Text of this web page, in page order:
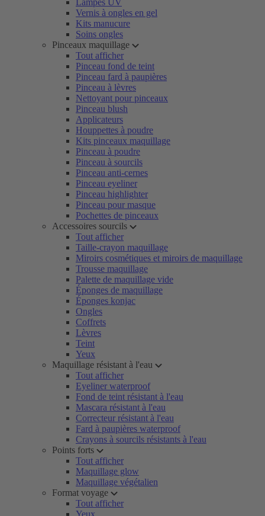
Lampes UV
Vernis à ongles en gel
Kits manucure
Soins ongles
Pinceaux maquillage
Tout afficher
Pinceau fond de teint
Pinceau fard à paupières
Pinceau à lèvres
Nettoyant pour pinceaux
Pinceau blush
Applicateurs
Houppettes à poudre
Kits pinceaux maquillage
Pinceau à poudre
Pinceau à sourcils
Pinceau anti-cernes
Pinceau eyeliner
Pinceau highlighter
Pinceau pour masque
Pochettes de pinceaux
Accessoires sourcils
Tout afficher
Taille-crayon maquillage
Miroirs cosmétiques et miroirs de maquillage
Trousse maquillage
Palette de maquillage vide
Éponges de maquillage
Éponges konjac
Ongles
Coffrets
Lèvres
Teint
Yeux
Maquillage résistant à l'eau
Tout afficher
Eyeliner waterproof
Fond de teint résistant à l'eau
Mascara résistant à l'eau
Correcteur résistant à l'eau
Fard à paupières waterproof
Crayons à sourcils résistants à l'eau
Points forts
Tout afficher
Maquillage glow
Maquillage végétalien
Format voyage
Tout afficher
Yeux